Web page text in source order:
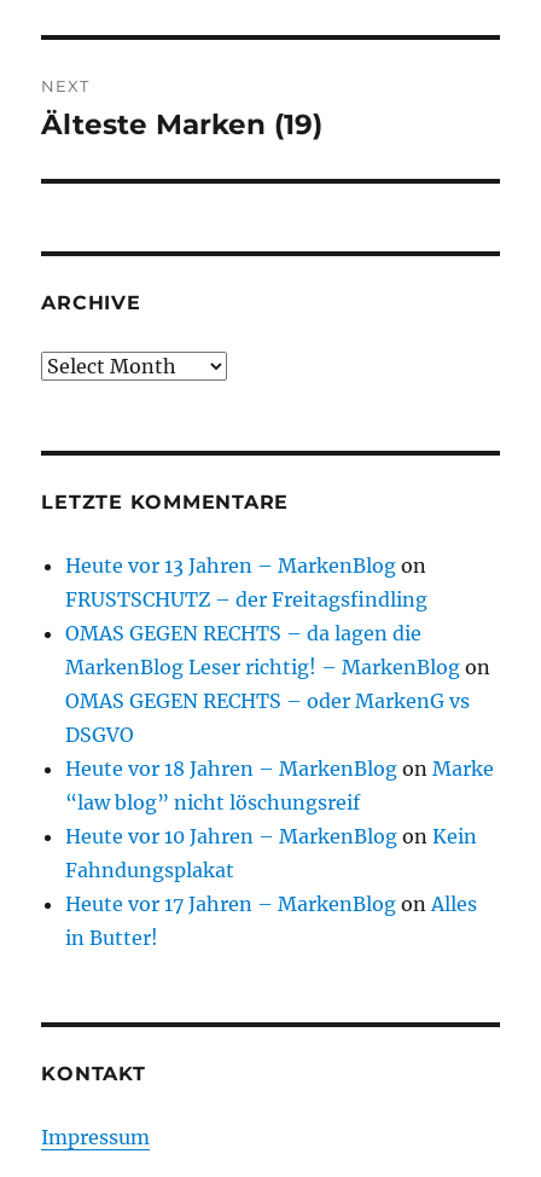
NEXT
Next
Älteste Marken (19)
ARCHIVE
Archive
LETZTE KOMMENTARE
Heute vor 13 Jahren – MarkenBlog on
FRUSTSCHUTZ – der Freitagsfindling
OMAS GEGEN RECHTS – da lagen die
MarkenBlog Leser richtig! – MarkenBlog on
OMAS GEGEN RECHTS – oder MarkenG vs
DSGVO
Heute vor 18 Jahren – MarkenBlog onMarke
“law blog” nicht löschungsreif
Heute vor 10 Jahren – MarkenBlog onKein
Fahndungsplakat
Heute vor 17 Jahren – MarkenBlog onAlles
in Butter!
KONTAKT
Impressum